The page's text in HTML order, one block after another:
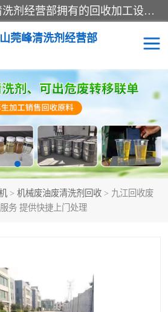
东莞市大岭山莞峰清洗剂经营部拥有的回收加工设备，大量废油回收、废清洗剂回收、废溶剂油回收、机械废油废清洗剂回收、废碳氢回收、碳氢液压油回收、碳氢二氯回收等废清洗剂处理；我们只是提供废旧化工原料的循环使用存放点，执行正规的存放，有正规的回收资质处理。同时我们公司批发零售回收级清洗剂，脱模油再生基础油，质量保证。
莞峰清洗剂经营部
> 机械废油废清洗剂回收 > 九江回收废
务 提供快捷上门处理
废清洗剂回收
机械废油废清洗剂回收
碳氢液压油回收
回收废三四氯乙烯
上门回收废清洗剂